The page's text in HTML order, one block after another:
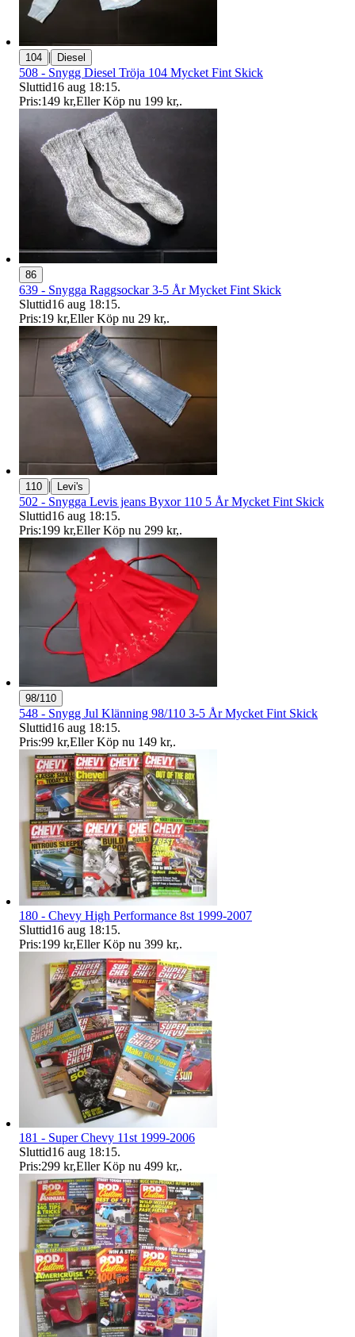
104 | Diesel
508 - Snygg Diesel Tröja 104 Mycket Fint Skick
Sluttid16 aug 18:15.
Pris:149 kr,Eller Köp nu 199 kr,.
86
639 - Snygga Raggsockar 3-5 År Mycket Fint Skick
Sluttid16 aug 18:15.
Pris:19 kr,Eller Köp nu 29 kr,.
110 | Levi's
502 - Snygga Levis jeans Byxor 110 5 År Mycket Fint Skick
Sluttid16 aug 18:15.
Pris:199 kr,Eller Köp nu 299 kr,.
98/110
548 - Snygg Jul Klänning 98/110 3-5 År Mycket Fint Skick
Sluttid16 aug 18:15.
Pris:99 kr,Eller Köp nu 149 kr,.
180 - Chevy High Performance 8st 1999-2007
Sluttid16 aug 18:15.
Pris:199 kr,Eller Köp nu 399 kr,.
181 - Super Chevy 11st 1999-2006
Sluttid16 aug 18:15.
Pris:299 kr,Eller Köp nu 499 kr,.